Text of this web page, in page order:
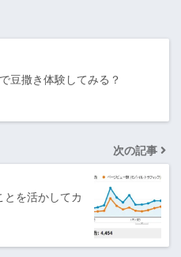
豆撒き体験してみる？
次の記事
を活かしてカ